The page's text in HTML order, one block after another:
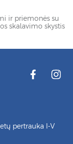
ir priemonės su
skalavimo skystis
pertrauka I-V